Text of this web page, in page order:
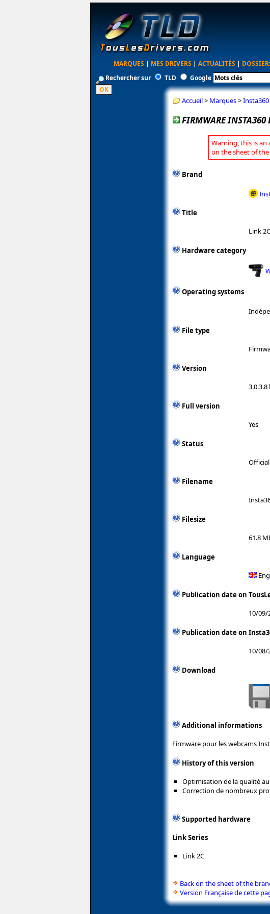
MARQUES | MES DRIVERS | ACTUALITÉS |
Rechercher sur
TLD Google
Accueil> Marques>Insta360
FIRMWARE
Warning, this is an
on the sheet of
Brand
Title
Link 2C
Hardware category
Operating systems
File type
Version
3.0.3.8
Full version
Yes
Status
Official
Filename
Filesize
61.8
Language
Publication date on
10/09/
Publication date on
10/08/
Download
Additional informations
Firmware pour les webcams
History of this version
Optimisation de la qualité
Correction de nombreux
Supported hardware
Link Series
Link 2C
Back on the sheet of the
Version Française de cette